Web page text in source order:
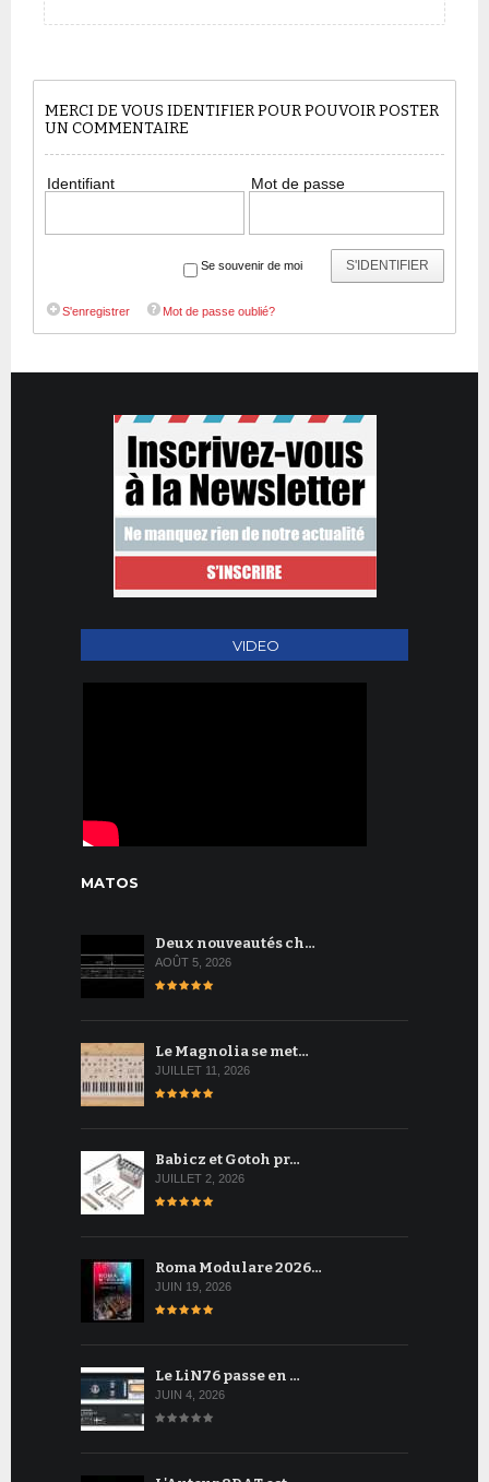
MERCI DE VOUS IDENTIFIER POUR POUVOIR POSTER
UN COMMENTAIRE
Identifiant Mot de passe
S'IDENTIFIER
Se souvenir de moi
S'enregistrer Mot de passe oublié?
VIDEO
MATOS
Deux nouveautés ch…
AOÛT 5, 2026
Le Magnolia se met…
JUILLET 11, 2026
Babicz et Gotoh pr…
JUILLET 2, 2026
Roma Modulare 2026…
JUIN 19, 2026
Le LiN76 passe en …
JUIN 4, 2026